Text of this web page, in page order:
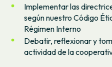
Implementar las
según nuestro Código
Régimen Interno
Debatir, reflexionar y
actividad de la